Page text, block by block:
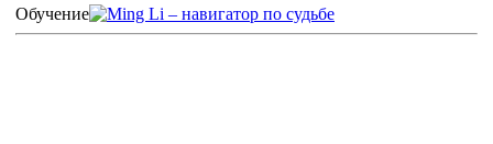
Обучение